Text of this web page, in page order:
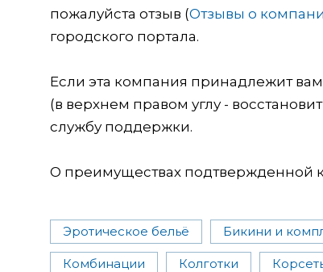
пожалуйста отзыв (Отзывы о
городского портала.
Если эта компания принадлежит
(в верхнем правом углу -
службу поддержки.
О преимуществах подтвержденной
Эротическое бельё Бикини и
Комбинации Колготки